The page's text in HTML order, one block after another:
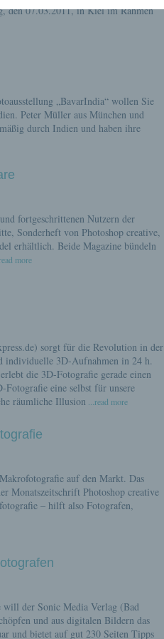
den 07.03.2011, in Kiel im Rahmen
„BavarIndia“ wollen Sie
Peter Müller aus München und
durch Indien und haben ihre
fortgeschrittenen Nutzern der
Sonderheft von Photoshop creative,
erhältlich. Beide Magazine bündeln
more
sorgt für die Revolution in der
individuelle 3D-Aufnahmen in 24 h.
die 3D-Fotografie gerade einen
eine selbst für unsere
räumliche Illusion ...read more
auf den Markt. Das
Monatszeitschrift Photoshop creative
– hilft also Fotografen,
will der Sonic Media Verlag (Bad
und aus digitalen Bildern das
und bietet auf gut 230 Seiten Tipps